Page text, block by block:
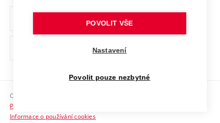
Ochrana osobních údajů
odkaz)
Sociální bezpečí
HR Award
Copyright © 2026 VUT
Prohlášení o přístupnosti
Informace o používání cookies
POVOLIT VŠE
Nastavení
Povolit pouze nezbytné